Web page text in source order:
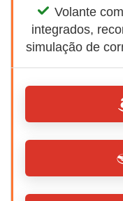
Volante
integrados,
simulação de